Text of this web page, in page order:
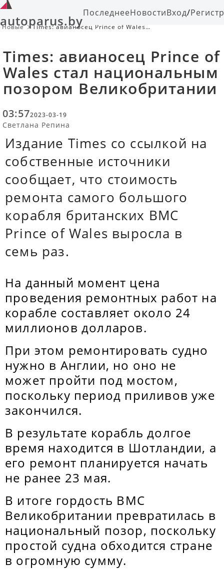
autoparus.byПоследнееНовостиВход/
Новые
Times: авианосец Prince of Wales
Times: авианосец Prince of
Wales стал национальным
позором Великобритании
03:572023-03-19
Светлана Репина
Издание Times со ссылкой на
собственные источники
сообщает, что стоимость
ремонта самого большого
корабля британских ВМС
Prince of Wales выросла в
семь раз.
На данный момент цена
проведения ремонтных работ на
корабле составляет около 24
миллионов долларов.
При этом ремонтировать судно
нужно в Англии, но оно не
может пройти под мостом,
поскольку период приливов уже
закончился.
В результате корабль долгое
время находится в Шотландии, а
его ремонт планируется начать
не ранее 23 мая.
В итоге гордость ВМС
Великобритании превратилась в
национальный позор, поскольку
простой судна обходится стране
в огромную сумму.